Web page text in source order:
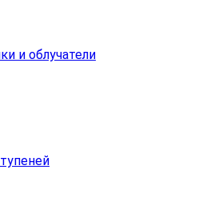
и облучатели